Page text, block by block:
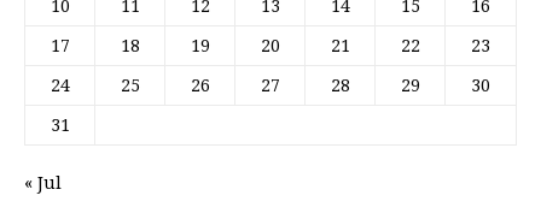
10 11 12 13 14 15 16
17 18 19 20 21 22 23
24 25 26 27 28 29 30
31
« Jul